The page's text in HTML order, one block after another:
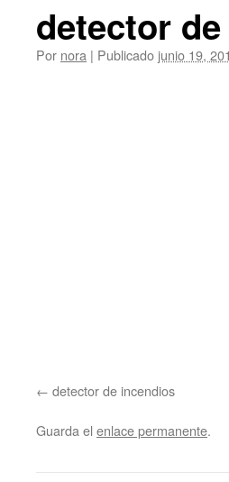
detector
Por nora | Publicado junio 19,
detector de incendios
Guarda el enlace permanente.